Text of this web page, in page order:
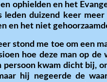
ophielden en het
leden duizend keer
en het niet
stond me toe om een
hoe deze man op de
persoon kwam dicht bij,
hij negeerde de